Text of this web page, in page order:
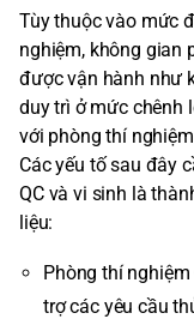
Tùy thuộc vào mức
nghiệm, không gian
được vận hành như
duy trì ở mức chênh
với phòng thí
Các yếu tố sau đây
QC và vi sinh là
liệu:
Phòng thí
trợ các yêu cầu